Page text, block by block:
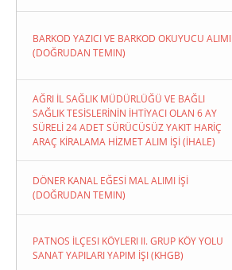
BARKOD YAZICI VE BARKOD OKUYUCU ALIMI
(DOĞRUDAN TEMIN)
AĞRI İL SAĞLIK MÜDÜRLÜĞÜ VE BAĞLI
SAĞLIK TESİSLERİNİN İHTİYACI OLAN 6 AY
SÜRELİ 24 ADET SÜRÜCÜSÜZ YAKIT HARİÇ
ARAÇ KİRALAMA HİZMET ALIM İŞİ (İHALE)
DÖNER KANAL EĞESİ MAL ALIMI İŞİ
(DOĞRUDAN TEMIN)
PATNOS İLÇESI KÖYLERI II. GRUP KÖY YOLU
SANAT YAPILARI YAPIM İŞI (KHGB)